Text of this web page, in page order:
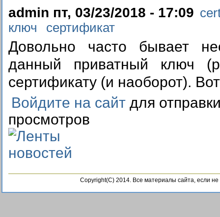
admin пт, 03/23/2018 - 17:09
ключ
сертификат
Довольно часто бывает
данный приватный ключ
сертификату (и наоборот).
Войдите на сайт для
просмотров
Copyright(C) 2014. Все материалы сайта, если